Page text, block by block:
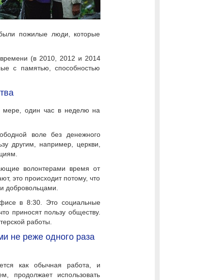
были пожилые люди, которые
времени (в 2010, 2012 и 2014
с памятью, способностью
мере, один час в неделю на
воле без денежного
другим, например, церкви,
волонтерами время от
это происходит потому, что
добровольцами.
в 8:30. Это социальные
приносят пользу обществу.
работы.
не реже одного раза
как обычная работа, и
продолжает использовать